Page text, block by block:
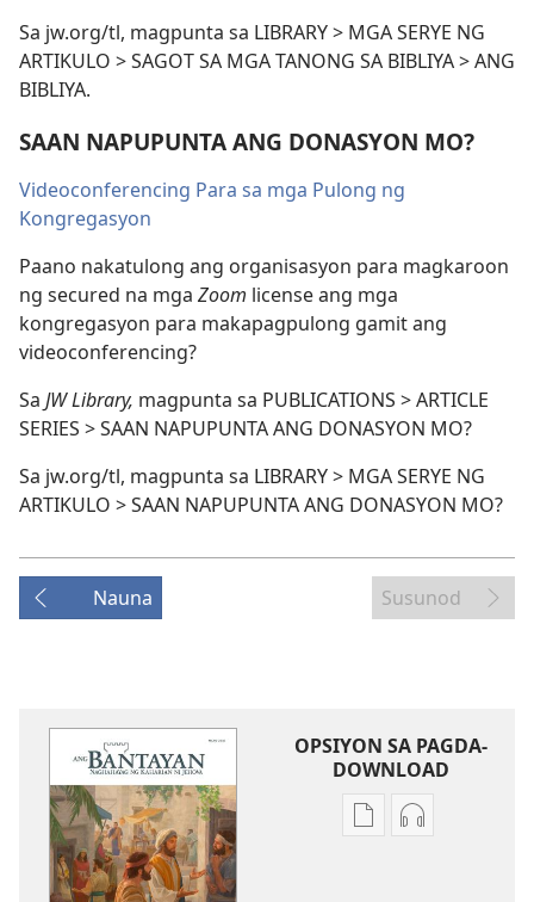
Sa jw.org/tl, magpunta sa LIBRARY > MGA SERYE NG
ARTIKULO > SAGOT SA MGA TANONG SA BIBLIYA > ANG
BIBLIYA.
SAAN NAPUPUNTA ANG DONASYON MO?
Videoconferencing Para sa mga Pulong ng
Kongregasyon
Paano nakatulong ang organisasyon para magkaroon
ng secured na mga Zoom license ang mga
kongregasyon para makapagpulong gamit ang
videoconferencing?
Sa JW Library, magpunta sa PUBLICATIONS > ARTICLE
SERIES > SAAN NAPUPUNTA ANG DONASYON MO?
Sa jw.org/tl, magpunta sa LIBRARY > MGA SERYE NG
ARTIKULO > SAAN NAPUPUNTA ANG DONASYON MO?
Nauna Susunod
OPSIYON SA PAGDA-
DOWNLOAD
OpsiyonOpsiyon